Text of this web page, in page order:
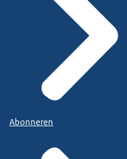
Abonneren